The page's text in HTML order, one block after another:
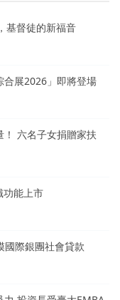
基督徒的新福音
合展2026」即將登場
六名子女捐贈家扶
能上市
國際銀團社會貸款